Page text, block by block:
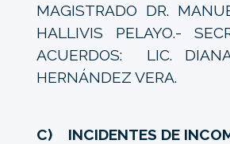
MAGISTRADO DR.
HALLIVIS PELAYO.-
ACUERDOS: LIC.
HERNÁNDEZ VERA.
C) INCIDENTES DE